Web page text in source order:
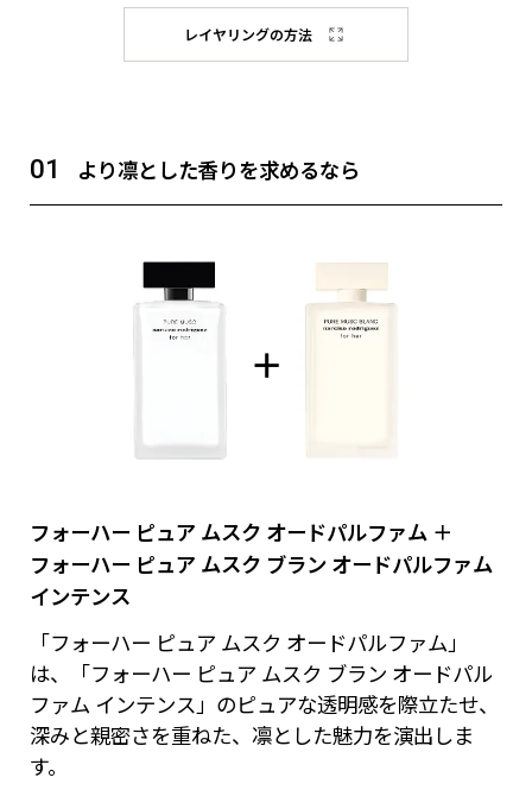
レイヤリングの方法
01 より凛とした香りを求めるなら
フォーハー ピュア ムスク オードパルファム ＋
フォーハー ピュア ムスク ブラン オードパルファム
インテンス
「フォーハー ピュア ムスク オードパルファム」
は、「フォーハー ピュア ムスク ブラン オードパル
ファム インテンス」のピュアな透明感を際立たせ、
深みと親密さを重ねた、凛とした魅力を演出しま
す。